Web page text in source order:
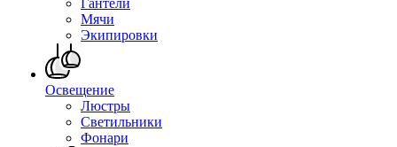
Гантели
Мячи
Экипировки
Освещение
Люстры
Светильники
Фонари